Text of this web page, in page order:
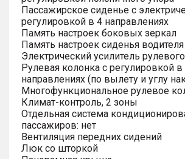
Пассажирское сиденье с
регулировкой в 4 направлениях
Память настроек боковых зеркал
Память настроек сиденья водителя
Электрический усилитель
Рулевая колонка с регулировкой в
направлениях (по вылету и углу
Многофункциональное рулевое
Климат-контроль, 2 зоны
Отдельная система
пассажиров: нет
Вентиляция передних сидений
Люк со шторкой